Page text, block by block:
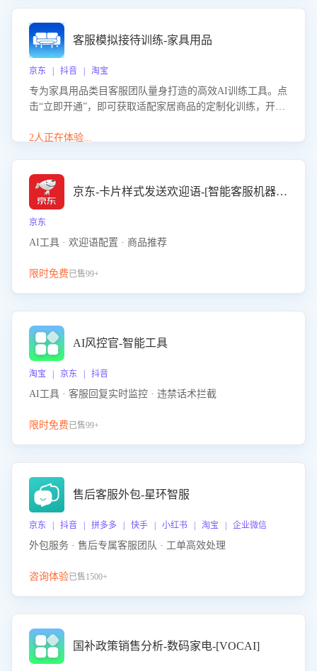
客服模拟接待训练-家具用品
京东 | 抖音 | 淘宝
专为家具用品类目客服团队量身打造的高效AI训练工具。点
击“立即开通”，即可获取适配家居商品的定制化训练，开启
能、尺寸参数咨询等高频场景下的专业应对能力。
2人正在体验...
京东-卡片样式发送欢迎语-[智能客服机器人]
京东
AI工具 · 欢迎语配置 · 商品推荐
限时免费已售99+
AI风控官-智能工具
淘宝 | 京东 | 抖音
AI工具 · 客服回复实时监控 · 违禁话术拦截
限时免费已售99+
售后客服外包-星环智服
京东 | 抖音 | 拼多多 | 快手 | 小红书 | 淘宝 | 企业微信
外包服务 · 售后专属客服团队 · 工单高效处理
咨询体验已售1500+
国补政策销售分析-数码家电-[VOCAI]